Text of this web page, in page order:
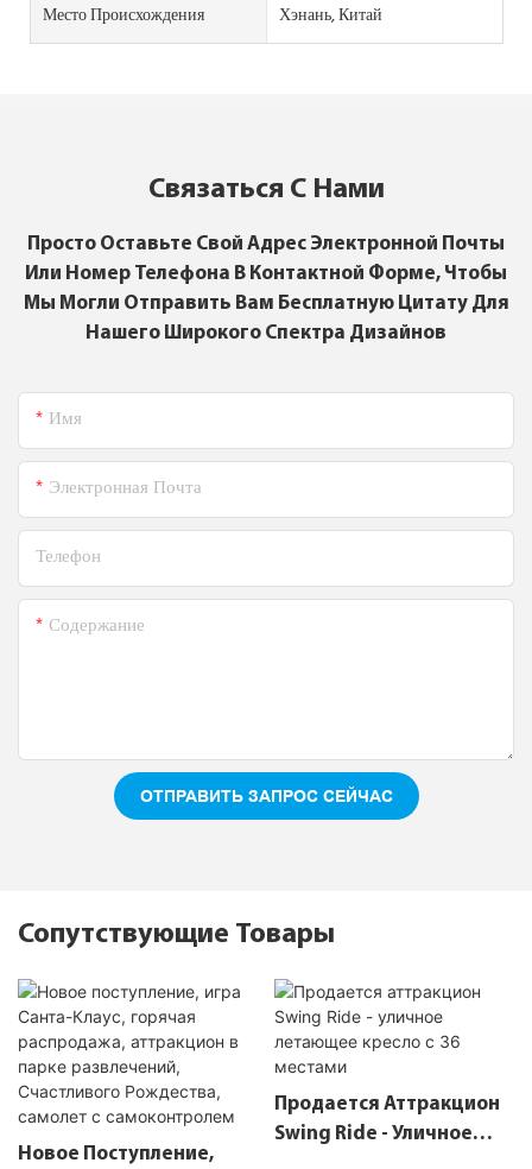
Место Происхождения
Хэнань, Китай
Связаться С Нами
Просто Оставьте Свой Адрес Электронной Почты
Или Номер Телефона В Контактной Форме, Чтобы
Мы Могли Отправить Вам Бесплатную Цитату Для
Нашего Широкого Спектра Дизайнов
Имя
Электронная Почта
Телефон
Содержание
ОТПРАВИТЬ ЗАПРОС СЕЙЧАС
Сопутствующие Товары
Новое Поступление,
Продается Аттракцион
Swing Ride - Уличное